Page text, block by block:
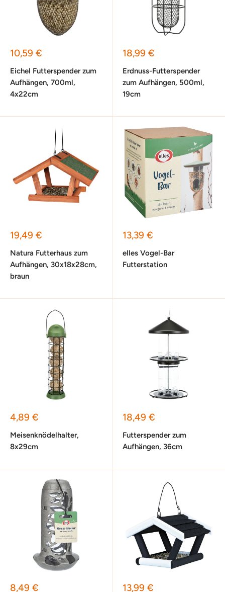
Sonderpreis
10,59 €
Eichel Futterspender zum
Aufhängen, 700ml,
4x22cm
Sonderpreis
18,99 €
Erdnuss-Futterspender
zum Aufhängen, 500ml,
19cm
Sonderpreis
19,49 €
Natura Futterhaus zum
Aufhängen, 30x18x28cm,
braun
Sonderpreis
13,39 €
elles Vogel-Bar
Futterstation
Sonderpreis
4,89 €
Meisenknödelhalter,
8x29cm
Sonderpreis
18,49 €
Futterspender zum
Aufhängen, 36cm
Sonderpreis
8,49 € Sonderpreis
13,99 €